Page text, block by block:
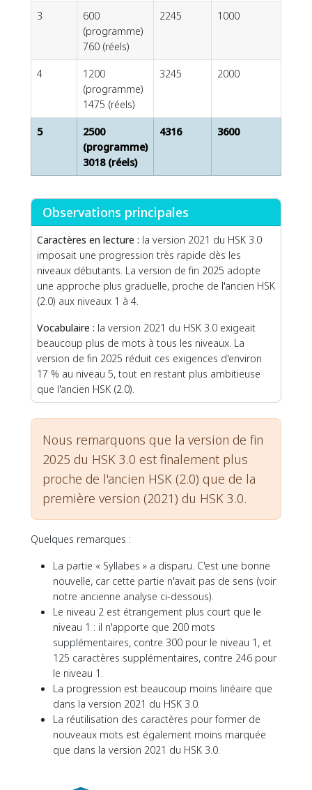
3
600
(programme)
760 (réels)
2245 1000
4
1200
(programme)
1475 (réels)
3245 2000
5
2500
(programme)
3018 (réels)
4316 3600
Observations principales
Caractères en lecture : la version 2021 du HSK 3.0
imposait une progression très rapide dès les
niveaux débutants. La version de fin 2025 adopte
une approche plus graduelle, proche de l'ancien HSK
(2.0) aux niveaux 1 à 4.
Vocabulaire : la version 2021 du HSK 3.0 exigeait
beaucoup plus de mots à tous les niveaux. La
version de fin 2025 réduit ces exigences d'environ
17 % au niveau 5, tout en restant plus ambitieuse
que l'ancien HSK (2.0).
Nous remarquons que la version de fin
2025 du HSK 3.0 est finalement plus
proche de l'ancien HSK (2.0) que de la
première version (2021) du HSK 3.0.
Quelques remarques :
La partie « Syllabes » a disparu. C'est une bonne
nouvelle, car cette partie n'avait pas de sens (voir
notre ancienne analyse ci-dessous).
Le niveau 2 est étrangement plus court que le
niveau 1 : il n'apporte que 200 mots
supplémentaires, contre 300 pour le niveau 1, et
125 caractères supplémentaires, contre 246 pour
le niveau 1.
La progression est beaucoup moins linéaire que
dans la version 2021 du HSK 3.0.
La réutilisation des caractères pour former de
nouveaux mots est également moins marquée
que dans la version 2021 du HSK 3.0.